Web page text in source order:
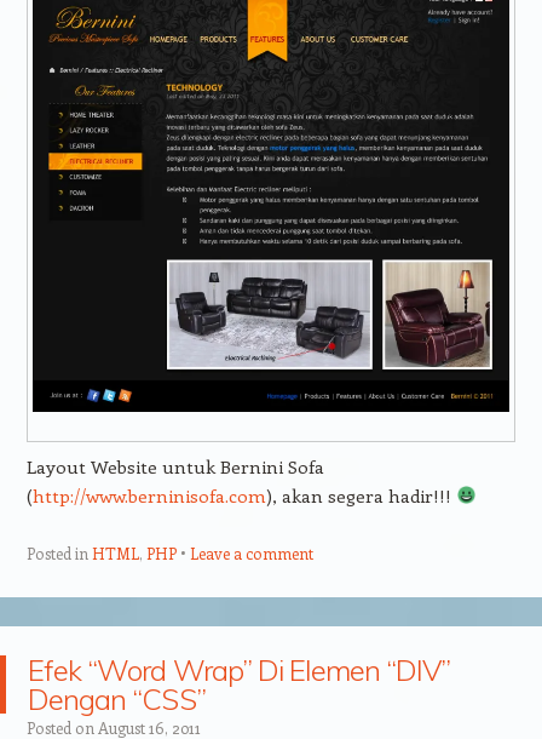
Layout Website untuk Bernini Sofa
(http://www.berninisofa.com), akan segera hadir!!!
Posted in HTML, PHP Leave a comment
Efek “Word Wrap” Di Elemen “DIV”
Dengan “CSS”
Posted on August 16, 2011